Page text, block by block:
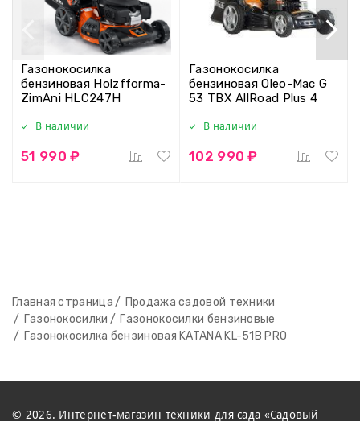
Главная страница
Продажа садовой техники
Газонокосилки
Газонокосилки бензиновые
Газонокосилка бензиновая KATANA KL-51B PRO
Газонокосилка
бензиновая Holzfforma-
ZimAni HLC247H
В наличии
51 990 ₽
Газонокосилка
бензиновая Oleo-Mac G
53 TBX AllRoad Plus 4
В наличии
102 990 ₽
© 2026. Интернет-магазин техники для сада «Садовый